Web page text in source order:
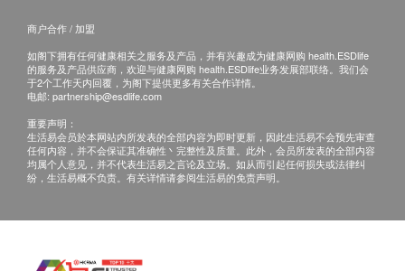
商户合作 / 加盟
如阁下拥有任何健康相关之服务及产品，并有兴趣成为健康网购 health.ESDlife
的服务及产品供应商，欢迎与健康网购 health.ESDlife业务发展部联络。我们会
于2个工作天内回覆，为阁下提供更多有关合作详情。
电邮: partnership@esdlife.com
重要声明：
生活易会员於本网站内所发表的全部内容为即时更新，因此生活易不会预先审查
任何内容，并不会保证其准确性丶完整性及质量。此外，会员所发表的全部内容
均属个人意见，并不代表生活易之言论及立场。如从而引起任何损失或法律纠
纷，生活易概不负责。有关详情请参阅生活易的免责声明。